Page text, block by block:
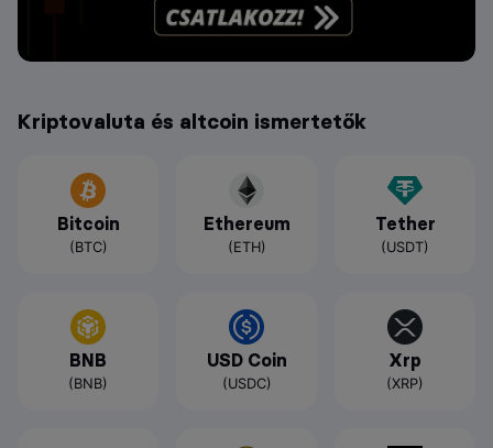
Kriptovaluta és altcoin ismertetők
Bitcoin
(BTC)
Ethereum
(ETH)
Tether
(USDT)
BNB
(BNB)
USD Coin
(USDC)
Xrp
(XRP)